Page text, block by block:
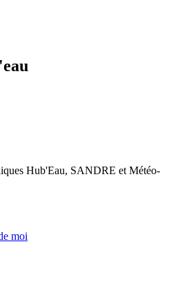
Hub'Eau, SANDRE et Météo-
moi